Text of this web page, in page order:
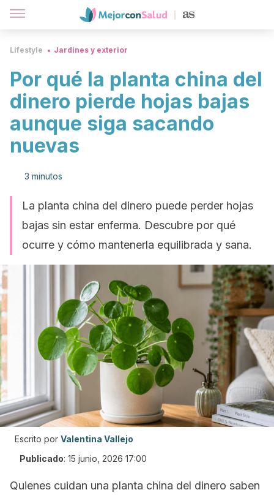
Lifestyle Jardines y exterior
Por qué la planta china del
dinero pierde hojas bajas
aunque siga sacando
nuevas
3 minutos
La planta china del dinero puede perder hojas
bajas sin estar enferma. Descubre por qué
ocurre y cómo mantenerla equilibrada y sana.
Escrito por Valentina Vallejo
Publicado: 15 junio, 2026 17:00
Quienes cuidan una planta china del dinero saben